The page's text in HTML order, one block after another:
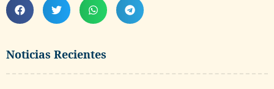
Noticias Recientes